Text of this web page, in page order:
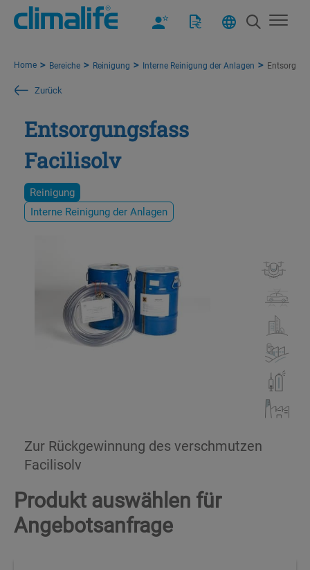
Home Bereiche Reinigung Interne Reinigung der Anlagen
Zurück
Entsorgungsfass
Facilisolv
Reinigung
Interne Reinigung der Anlagen
Zur Rückgewinnung des verschmutzen
Facilisolv
Produkt auswählen für
Angebotsanfrage